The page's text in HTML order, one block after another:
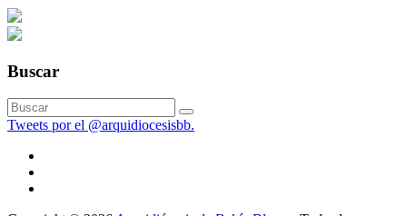
Buscar
Tweets por el @arquidiocesisbb.